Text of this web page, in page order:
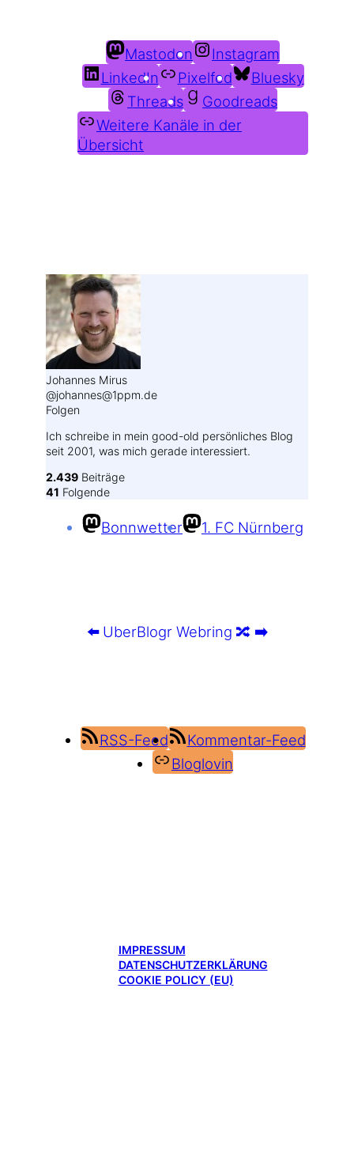
Mastodon
Instagram
LinkedIn
Pixelfed
Bluesky
Threads
Goodreads
Weitere Kanäle in der
Übersicht
Johannes Mirus
@johannes@1ppm.de
Folgen
Ich schreibe in mein good-old persönliches Blog
seit 2001, was mich gerade interessiert.
2.439 Beiträge
41 Folgende
Bonnwetter 1. FC Nürnberg
⬅️ UberBlogr Webring 🔀 ➡️
RSS-Feed
Kommentar-Feed
Bloglovin
IMPRESSUM
DATENSCHUTZERKLÄRUNG
COOKIE POLICY (EU)